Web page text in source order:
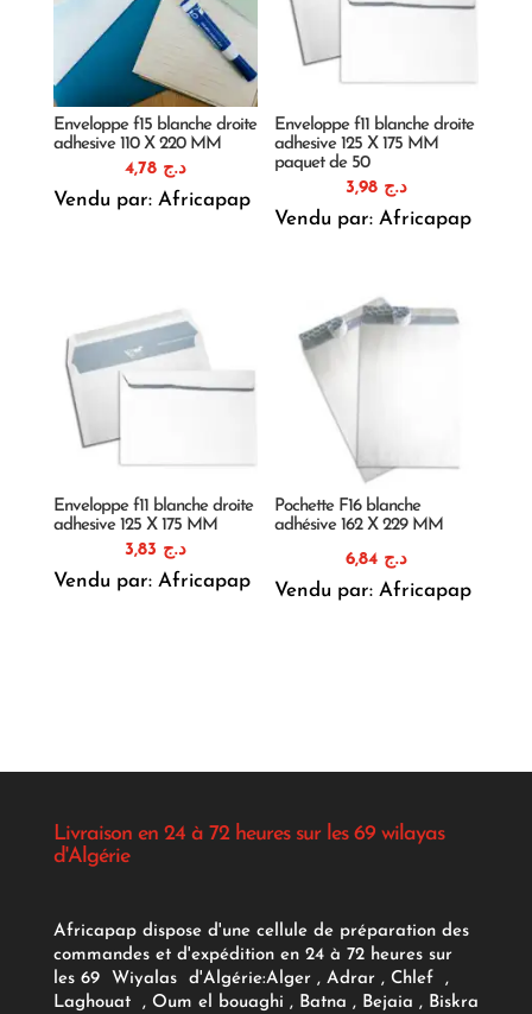
Enveloppe f15 blanche droite
adhesive 110 X 220 MM
د.ج 4,78
Vendu par: Africapap
Enveloppe f11 blanche droite
adhesive 125 X 175 MM
paquet de 50
د.ج
Vendu par: Africapap
Enveloppe f11 blanche droite
adhesive 125 X 175 MM
د.ج
Vendu par: Africapap
Pochette F16 blanche
adhésive 162 X 229 MM
د.ج
Vendu par: Africapap
Livraison en 24 à 72 heures sur les 69 wilayas
d'Algérie
Africapap dispose d'une cellule de préparation des
commandes et d'expédition en 24 à 72 heures sur
les 69 Wiyalas d'Algérie:Alger , Adrar, Chlef ,
Laghouat , Oum el bouaghi , Batna , Bejaia , Biskra